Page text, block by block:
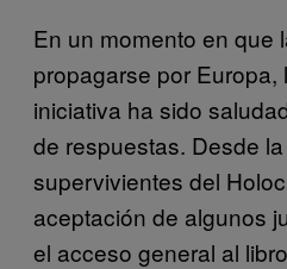
En un momento en que
propagarse por Europa,
iniciativa ha sido
de respuestas. Desde
supervivientes del
aceptación de algunos
el acceso general al